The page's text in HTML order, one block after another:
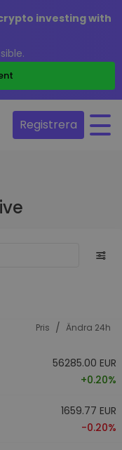
investing with
Registrera
Pris / Ändra 24h
56285.00 EUR
+0.20%
1659.77 EUR
-0.20%